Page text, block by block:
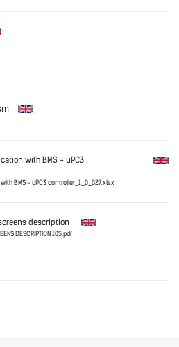
with BMS - uPC3
BMS - uPC3 controller_1_0_027.xlsx
screens description
DESCRIPTION 105.pdf